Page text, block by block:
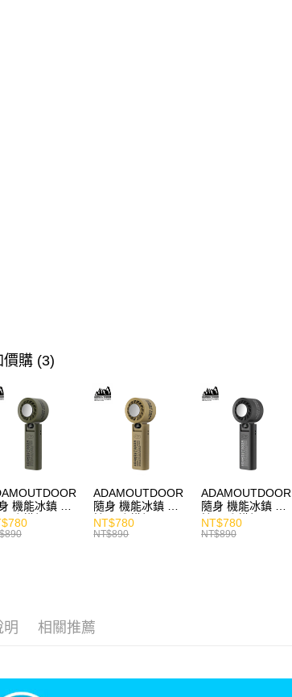
價購 (3)
機能冰鎮 手
扇 掛繩
ADAMOUTDOOR
隨身 機能冰鎮 手
持風扇 掛繩
NT$780
NT$890
ADAMOUTDOOR
隨身 機能冰鎮 手
持風扇 掛繩
NT$780
NT$890
明 相關推薦